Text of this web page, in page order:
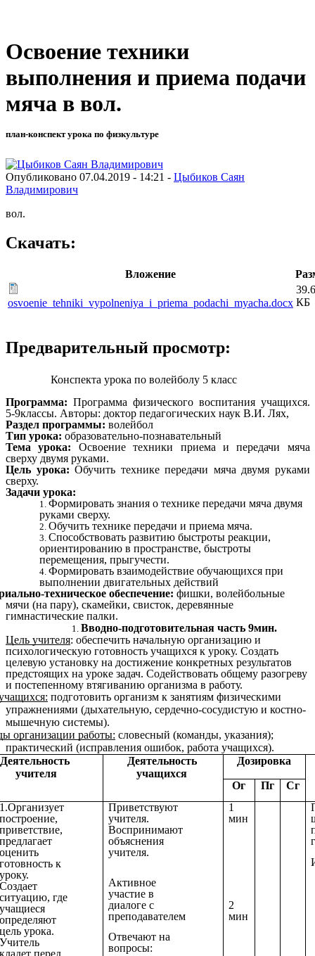
Освоение техники
выполнения и приема подачи
мяча в вол.
план-конспект урока по физкультуре
Опубликовано 07.04.2019 - 14:21 - Цыбиков Саян
Владимирович
вол.
Скачать:
Вложение
osvoenie_tehniki_vypolneniya_i_priema_podachi_myacha.docx КБ
Предварительный просмотр:
Конспекта урока по волейболу 5 класс
Программа: Программа физического воспитания учащихся.
5-9классы. Авторы: доктор педагогических наук В.И. Лях,
Раздел программы: волейбол
Тип урока: образовательно-познавательный
Тема урока: Освоениетехники приема и передачи мяча
сверху двумя руками.
Цель урока: Обучить технике передачи мяча двумя руками
сверху.
Задачи урока:
Формировать знания о технике передачи мяча двумя
руками сверху.
Обучить технике передачи и приема мяча.
Способствовать развитию быстроты реакции,
ориентированию в пространстве, быстроты
перемещения, прыгучести.
Формировать взаимодействие обучающихся при
выполнении двигательных действий
техническое обеспечение: фишки, волейбольные
мячи (на пару), скамейки, свисток, деревянные
гимнастические палки.
Вводно-подготовительная часть 9мин.
Цель учителя: обеспечить начальную организацию и
психологическую готовность учащихся к уроку. Создать
целевую установку на достижение конкретных результатов
предстоящих на уроке задач. Содействовать общему разогреву
и постепенному втягиванию организма в работу.
подготовить организм к занятиям физическими
упражнениями (дыхательную, сердечно-сосудистую и костно-
мышечную системы).
организации работы: словесный (команды, указания);
практический (исправления ошибок, работа учащихся).
Деятельность
учителя
Деятельность
учащихся
Дозировка
Ог Пг
Сг
1.Организует
построение,
приветствие,
предлагает
оценить
готовность к
уроку.
Создает
ситуацию, где
учащиеся
определяют
цель урока.
Учитель
Приветствуют
учителя.
Воспринимают
объяснения
учителя.
Активное
участие в
диалоге с
преподавателем
Отвечают на
вопросы:
1
мин
2
мин